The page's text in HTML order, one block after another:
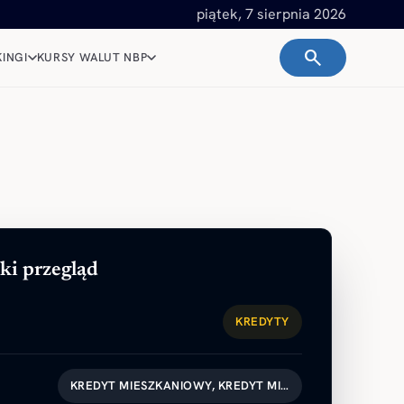
piątek, 7 sierpnia 2026
KURSY WALUT NBP search
przegląd
KREDYTY
KREDYT MIESZKANIOWY, KREDYT MI…